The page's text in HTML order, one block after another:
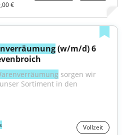
€
(w/m/d) 6
sorgen wir
Sortiment in den
Vollzeit